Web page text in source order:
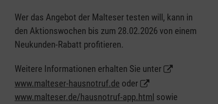
Wer das Angebot der Malteser testen will, kann in
den Aktionswochen bis zum 28.02.2026 von einem
Neukunden-Rabatt profitieren.
Weitere Informationen erhalten Sie unter
www.malteser-hausnotruf.de oder
www.malteser.de/hausnotruf-app.html sowie